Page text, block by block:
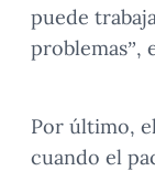
puede
problemas”,
Por último,
cuando el